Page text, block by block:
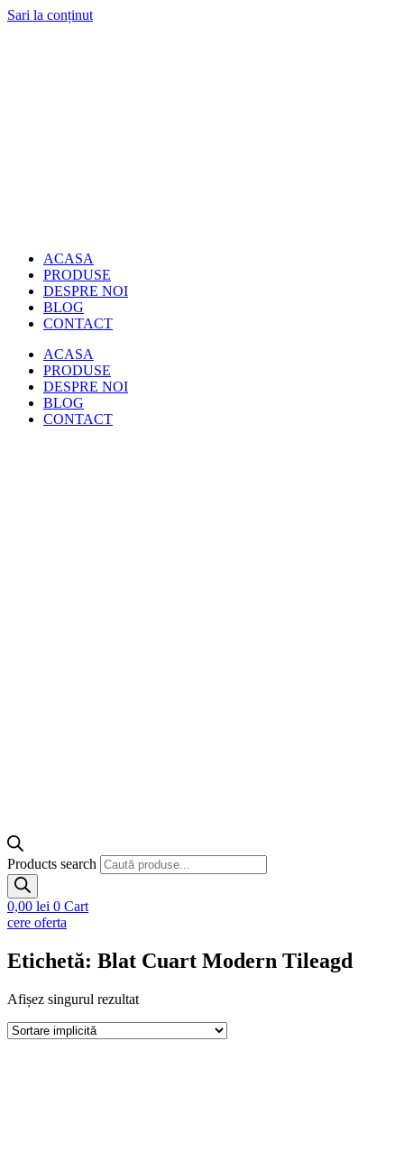
Sari la conținut
ACASA
PRODUSE
DESPRE NOI
BLOG
CONTACT
ACASA
PRODUSE
DESPRE NOI
BLOG
CONTACT
Products search
0,00 lei 0 Cart
cere oferta
Etichetă: Blat Cuart Modern Tileagd
Afișez singurul rezultat